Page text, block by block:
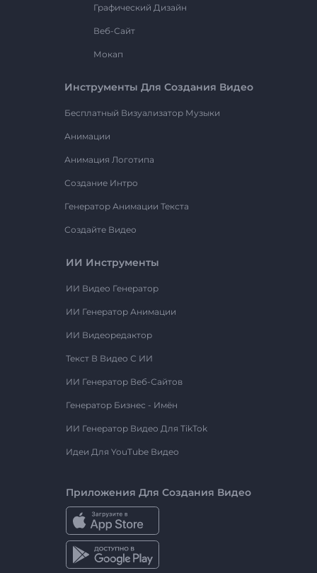
Графический Дизайн
Веб-Сайт
Мокап
Инструменты Для Создания Видео
Бесплатный Визуализатор Музыки
Анимации
Анимация Логотипа
Создание Интро
Генератор Анимации Текста
Создайте Видео
ИИ Инструменты
ИИ Видео Генератор
ИИ Генератор Анимации
ИИ Видеоредактор
Текст В Видео С ИИ
ИИ Генератор Веб-Сайтов
Генератор Бизнес - Имён
ИИ Генератор Видео Для TikTok
Идеи Для YouTube Видео
Приложения Для Создания Видео